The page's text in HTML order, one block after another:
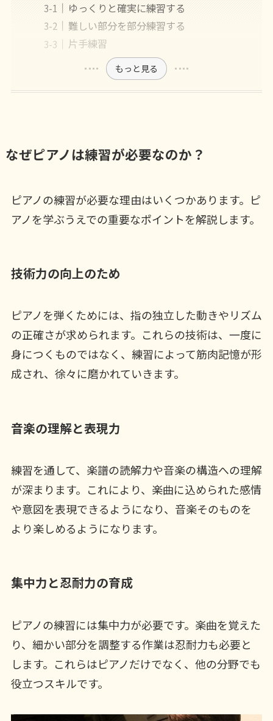
ゆっくりと確実に練習する
難しい部分を部分練習する
片手練習
もっと見る
なぜピアノは練習が必要なのか？
ピアノの練習が必要な理由はいくつかあります。ピ
アノを学ぶうえでの重要なポイントを解説します。
技術力の向上のため
ピアノを弾くためには、指の独立した動きやリズム
の正確さが求められます。これらの技術は、一度に
身につくものではなく、練習によって筋肉記憶が形
成され、徐々に磨かれていきます。
音楽の理解と表現力
練習を通して、楽譜の読解力や音楽の構造への理解
が深まります。これにより、楽曲に込められた感情
や意図を表現できるようになり、音楽そのものを
より楽しめるようになります。
集中力と忍耐力の育成
ピアノの練習には集中力が必要です。楽曲を覚えた
り、細かい部分を調整する作業は忍耐力も必要と
します。これらはピアノだけでなく、他の分野でも
役立つスキルです。